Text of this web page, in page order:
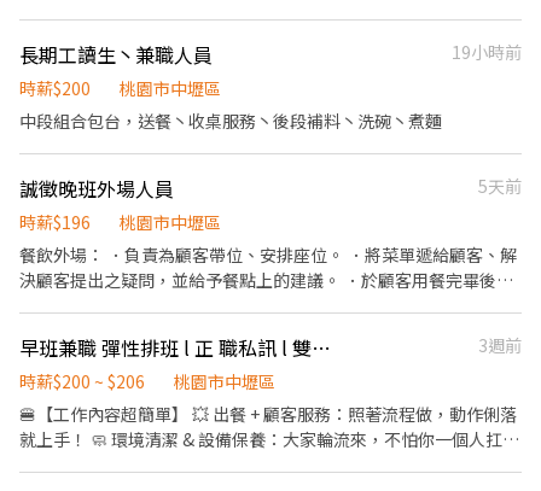
長期工讀生丶兼職人員
19小時前
時薪$200
桃園市中壢區
中段組合包台，送餐丶收桌服務丶後段補料丶洗碗丶煮麵
誠徵晚班外場人員
5天前
時薪$196
桃園市中壢區
餐飲外場： ．負責為顧客帶位、安排座位。 ．將菜單遞給顧客、解
決顧客提出之疑問，並給予餐點上的建議。 ．於顧客用餐完畢後，
早班兼職 彈性排班 l 正 職私訊 l 雙周發薪 l Qburger中壢龍昌店
3週前
時薪$200 ~ $206
桃園市中壢區
🍔【工作內容超簡單】 💥 出餐 + 顧客服務：照著流程做，動作俐落
就上手！ 🧼 環境清潔 & 設備保養：大家輪流來，不怕你一個人扛